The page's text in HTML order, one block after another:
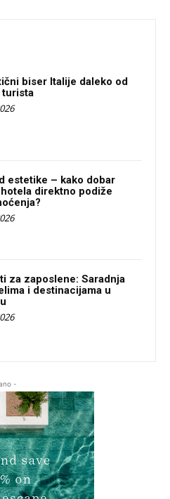
biser Italije daleko od
turista
estetike – kako dobar
direktno podiže
za zaposlene: Saradnja
i destinacijama u
-